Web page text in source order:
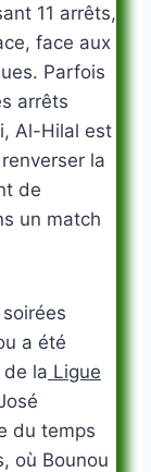
11 arrêts,
face aux
Parfois
arrêts
Al-Hilal est
la
de
un match
a été
de la Ligue
du temps
où Bounou